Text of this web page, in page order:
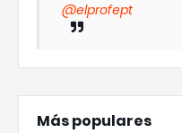
@elprofept
Más populares